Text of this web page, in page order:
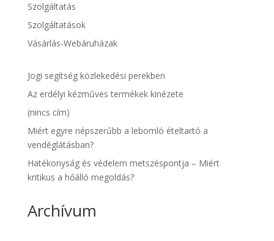
Szolgáltatás
Szolgáltatások
Vásárlás-Webáruházak
Jogi segítség közlekedési perekben
Az erdélyi kézműves termékek kinézete
(nincs cím)
Miért egyre népszerűbb a lebomló ételtartó a
vendéglátásban?
Hatékonyság és védelem metszéspontja – Miért
kritikus a hőálló megoldás?
Archívum